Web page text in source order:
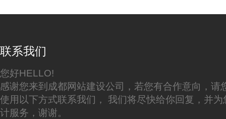
联系我们
您好HELLO!
感谢您来到成都网站建设公司，若您有合作意向，请
使用以下方式联系我们， 我们将尽快给你回复，并
计服务，谢谢。